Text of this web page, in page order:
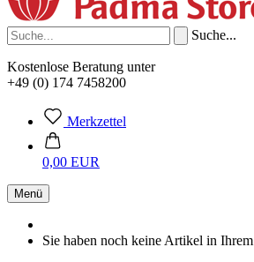
Suche...
Kostenlose Beratung unter
+49 (0) 174 7458200
Merkzettel
0,00 EUR
Menü
Sie haben noch keine Artikel in